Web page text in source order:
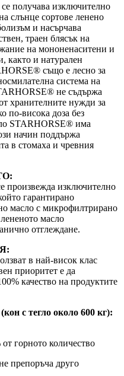
се получава изключително
слънце сортове ленено
и насърчава
траен блясък на
на мононенаситени и
както и натурален
също е лесно за
система на
не съдържа
хранителните нужди за
по-висока доза без
STARHORSE® има
начин поддържа
в стомаха и чревния
произвежда изключително
гарантирано
масло с микрофилтрирано
масло
отглеждане.
в най-висок клас
приоритет е да
качество на продуктите
с тегло около 600 кг):
горното количество
препоръча друго